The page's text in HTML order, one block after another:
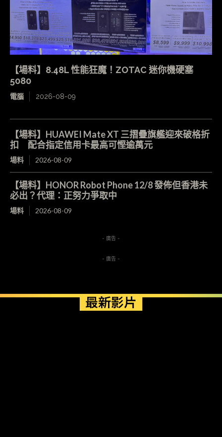
【場料】8.48L 性能狂魔！ZOTAC 迷你機硬塞
5080
電腦 2026-08-09
【場料】HUAWEI Mate XT 三摺疊旗艦迎來破格折
扣 配合指定信用卡最高可慳逾萬元
場料 2026-08-09
【場料】HONOR Robot Phone 12/8 發佈但香港未
必出？代理：正努力爭取中
場料 2026-08-09
- 廣告 -
- 廣告 -
最新影片